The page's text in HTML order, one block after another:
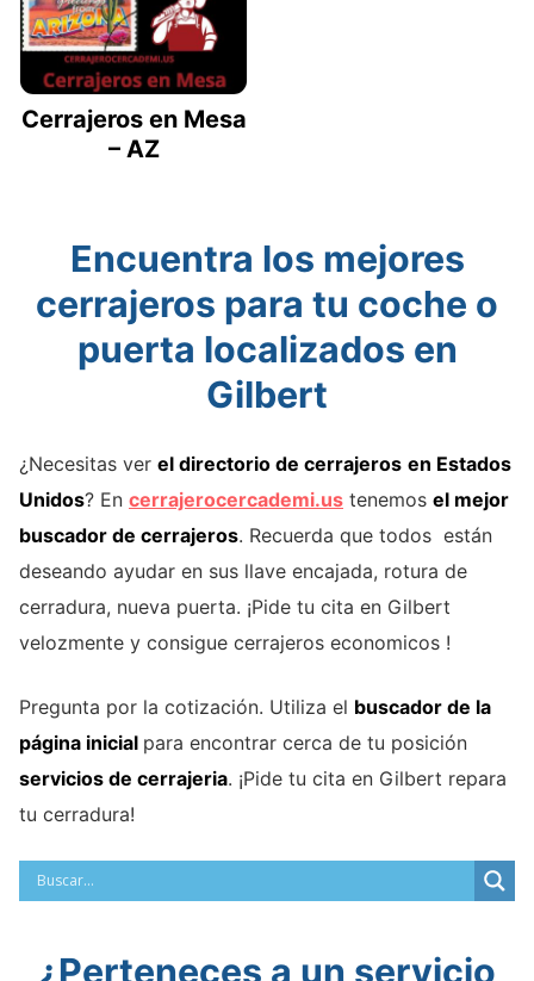
Cerrajeros en Mesa
– AZ
Encuentra los mejores
cerrajeros para tu coche o
puerta localizados en
Gilbert
¿Necesitas ver el directorio de cerrajeros en Estados
Unidos? En cerrajerocercademi.us tenemos el mejor
buscador de cerrajeros. Recuerda que todos están
deseando ayudar en sus llave encajada, rotura de
cerradura, nueva puerta. ¡Pide tu cita en Gilbert
velozmente y consigue cerrajeros economicos !
Pregunta por la cotización. Utiliza el buscador de la
página inicial para encontrar cerca de tu posición
servicios de cerrajeria. ¡Pide tu cita en Gilbert repara
tu cerradura!
¿Perteneces a un servicio